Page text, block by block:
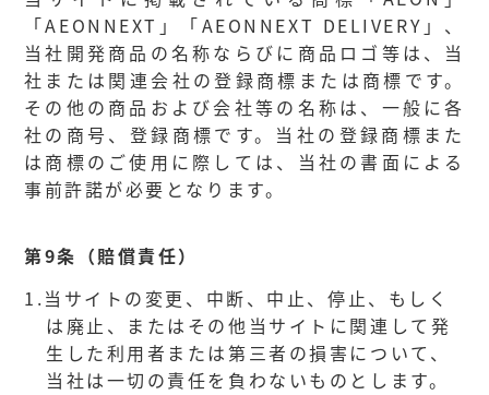
「AEONNEXT」「AEONNEXT DELIVERY」、
当社開発商品の名称ならびに商品ロゴ等は、当
社または関連会社の登録商標または商標です。
その他の商品および会社等の名称は、一般に各
社の商号、登録商標です。当社の登録商標また
は商標のご使用に際しては、当社の書面による
事前許諾が必要となります。
第9条（賠償責任）
1.当サイトの変更、中断、中止、停止、もしく
は廃止、またはその他当サイトに関連して発
生した利用者または第三者の損害について、
当社は一切の責任を負わないものとします。